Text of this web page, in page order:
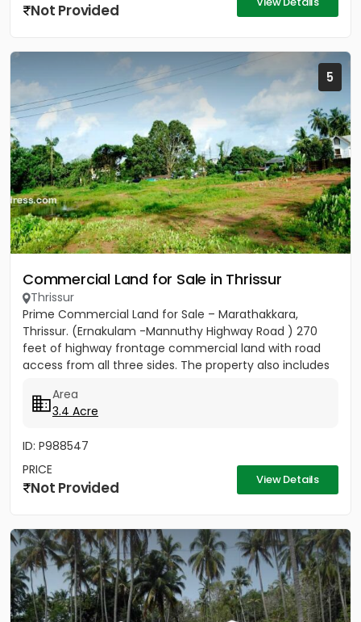
Not Provided
5
Commercial Land for Sale in Thrissur
Thrissur
Prime Commercial Land for Sale – Marathakkara,
Thrissur. (Ernakulam -Mannuthy Highway Road ) 270
feet of highway frontage commercial land with road
access from all three sides. The property also includes
Area
3.4 Acre
ID: P988547
PRICE
Not Provided View Details